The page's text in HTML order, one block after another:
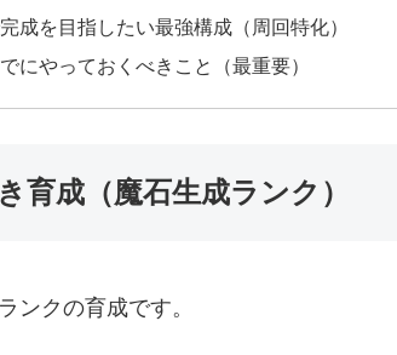
成を目指したい最強構成（周回特化）
にやっておくべきこと（最重要）
育成（魔石生成ランク）
ンクの育成です。